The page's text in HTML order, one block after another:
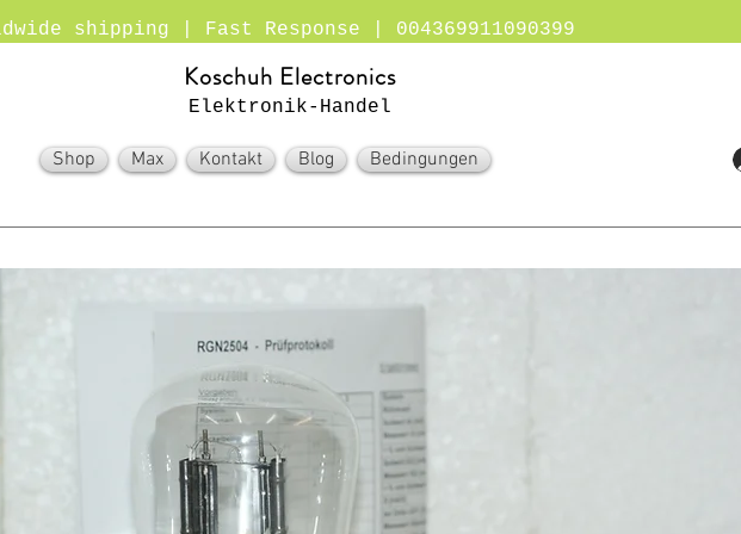
shipping | Fast Response | 004369911090399
Koschuh Electronics
Elektronik-Handel
Shop Max Kontakt Blog Bedingungen